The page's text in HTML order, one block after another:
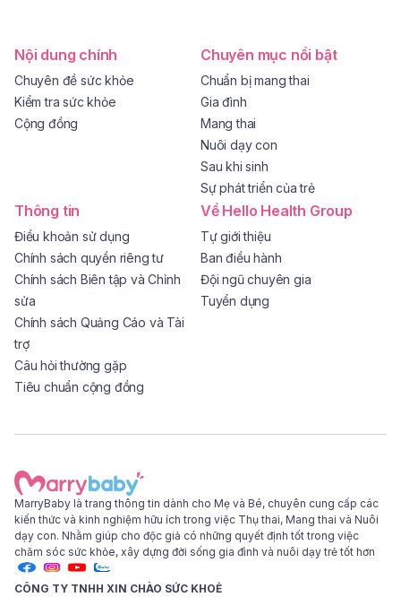
Nội dung chính
Chuyên đề sức khỏe
Kiểm tra sức khỏe
Cộng đồng
Chuyên mục nổi bật
Chuẩn bị mang thai
Gia đình
Mang thai
Nuôi dạy con
Sau khi sinh
Sự phát triển của trẻ
Thông tin
Điều khoản sử dụng
Chính sách quyền riêng tư
Chính sách Biên tập và Chỉnh
sửa
Chính sách Quảng Cáo và Tài
trợ
Câu hỏi thường gặp
Tiêu chuẩn cộng đồng
Về Hello Health Group
Tự giới thiệu
Ban điều hành
Đội ngũ chuyên gia
Tuyển dụng
MarryBaby là trang thông tin dành cho Mẹ và Bé, chuyên cung cấp các
kiến thức và kinh nghiệm hữu ích trong việc Thụ thai, Mang thai và Nuôi
dạy con. Nhằm giúp cho độc giả có những quyết định tốt trong việc
chăm sóc sức khỏe, xây dựng đời sống gia đình và nuôi dạy trẻ tốt hơn
CÔNG TY TNHH XIN CHÀO SỨC KHOẺ